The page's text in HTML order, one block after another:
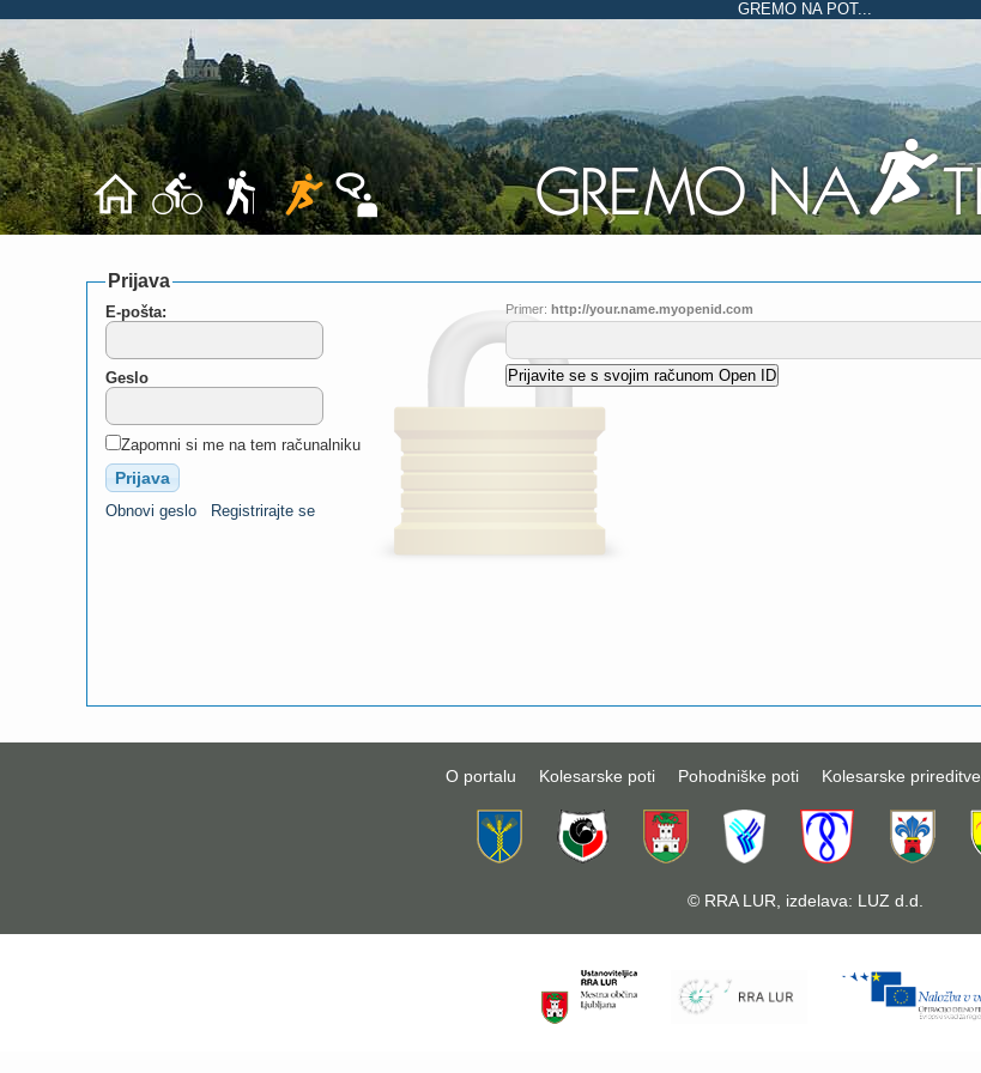
GREMO NA POT...
Prijava
E-pošta:
Geslo
Zapomni si me na tem računalniku
Obnovi geslo Registrirajte se
Primer: http://your.name.myopenid.com
O portalu Kolesarske poti Pohodniške poti Kolesarske prireditve
© RRA LUR , izdelava: LUZ d.d.